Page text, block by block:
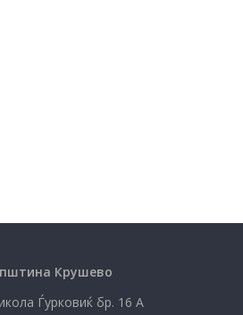
Крушево
Ѓурковиќ бр. 16 А